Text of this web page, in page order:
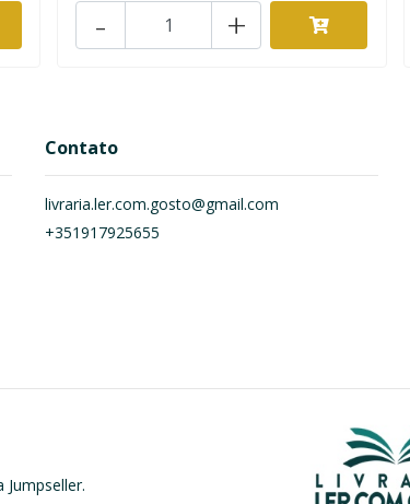
+
-
Contato
livraria.ler.com.gosto@gmail.com
+351917925655
Jumpseller.